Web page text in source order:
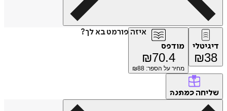
איזה פורמט בא לך?
דיגיטלי
₪38
מודפס
₪70.4
מחיר על הספר: ₪ 88
שליחה כמתנה